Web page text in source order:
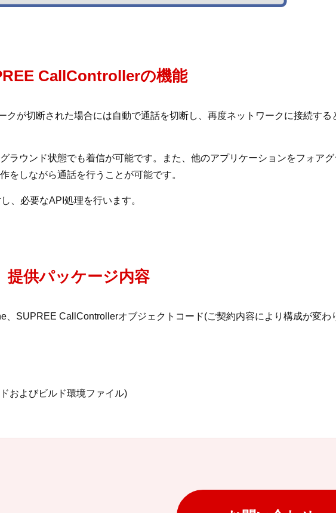
CallControllerの機能
が切断された場合には自動で通話を切断し、再度ネットワークに接続する
ラウンド状態でも着信が可能です。また、他のアプリケーションをフォア
をしながら通話を行うことが可能です。
、必要なAPI処理を行います。
提供パッケージ内容
SUPREE CallControllerオブジェクトコード(ご契約内容により構成が変わ
およびビルド環境ファイル)